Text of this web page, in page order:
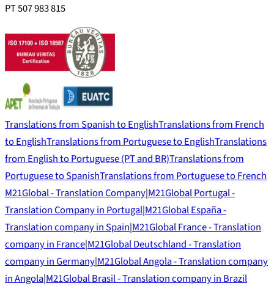
PT 507 983 815
Translations from Spanish to EnglishTranslations from French
to EnglishTranslations from Portuguese to EnglishTranslations
from English to Portuguese (PT and BR)Translations from
Portuguese to SpanishTranslations from Portuguese to French
M21Global - Translation Company|M21Global Portugal -
Translation Company in Portugal|M21Global España -
Translation company in Spain|M21Global France - Translation
company in France|M21Global Deutschland - Translation
company in Germany|M21Global Angola - Translation company
in Angola|M21Global Brasil - Translation company in Brazil